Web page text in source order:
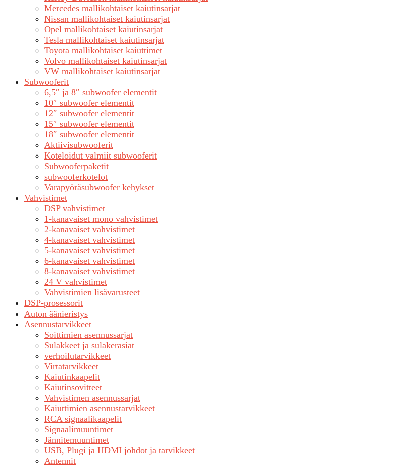
Mercedes mallikohtaiset kaiutinsarjat
Nissan mallikohtaiset kaiutinsarjat
Opel mallikohtaiset kaiutinsarjat
Tesla mallikohtaiset kaiutinsarjat
Toyota mallikohtaiset kaiuttimet
Volvo mallikohtaiset kaiutinsarjat
VW mallikohtaiset kaiutinsarjat
Subwooferit
6,5″ ja 8″ subwoofer elementit
10″ subwoofer elementit
12″ subwoofer elementit
15″ subwoofer elementit
18″ subwoofer elementit
Aktiivisubwooferit
Koteloidut valmiit subwooferit
Subwooferpaketit
subwooferkotelot
Varapyöräsubwoofer kehykset
Vahvistimet
DSP vahvistimet
1-kanavaiset mono vahvistimet
2-kanavaiset vahvistimet
4-kanavaiset vahvistimet
5-kanavaiset vahvistimet
6-kanavaiset vahvistimet
8-kanavaiset vahvistimet
24 V vahvistimet
Vahvistimien lisävarusteet
DSP-prosessorit
Auton äänieristys
Asennustarvikkeet
Soittimien asennussarjat
Sulakkeet ja sulakerasiat
verhoilutarvikkeet
Virtatarvikkeet
Kaiutinkaapelit
Kaiutinsovitteet
Vahvistimen asennussarjat
Kaiuttimien asennustarvikkeet
RCA signaalikaapelit
Signaalimuuntimet
Jännitemuuntimet
USB, Plugi ja HDMI johdot ja tarvikkeet
Antennit